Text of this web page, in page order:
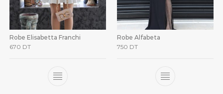
Robe Elisabetta Franchi
670 DT
Robe Alfabeta
750 DT